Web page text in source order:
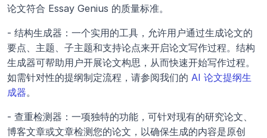
论文符合 Essay Genius 的质量标准。
- 结构生成器：一个实用的工具，允许用户通过生成论文的
要点、主题、子主题和支持论点来开启论文写作过程。结构
生成器可帮助用户开展论文构思，从而快速开始写作过程。
如需针对性的提纲制定流程，请参阅我们的 AI 论文提纲生
成器。
- 查重检测器：一项独特的功能，可针对现有的研究论文、
博客文章或文章检测您的论文，以确保生成的内容是原创